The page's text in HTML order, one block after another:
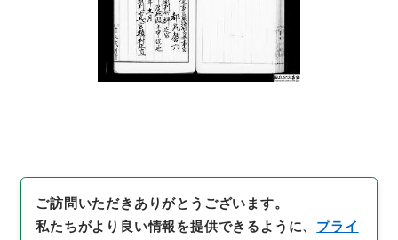
ご訪問いただきありがとうございます。
私たちがより良い情報を提供できるように、 プライ